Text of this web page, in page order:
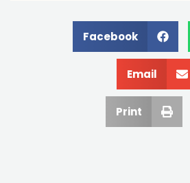
Facebook
Email
Print